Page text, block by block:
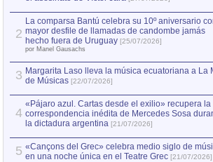
2
La comparsa Bantú celebra su 10º aniversario
mayor desfile de llamadas de candombe jamás
hecho fuera de Uruguay [25/07/2026]
por Manel Gausachs
3 Margarita Laso lleva la música ecuatoriana a La
de Músicas [22/07/2026]
4
«Pájaro azul. Cartas desde el exilio» recupera la
correspondencia inédita de Mercedes Sosa
la dictadura argentina [21/07/2026]
5 «Cançons del Grec» celebra medio siglo de
en una noche única en el Teatre Grec [21/07/2026]